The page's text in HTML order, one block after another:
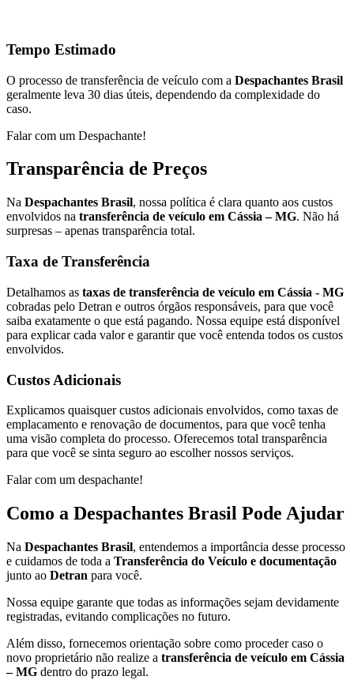
Tempo Estimado
O processo de transferência de veículo com a Despachantes Brasil
geralmente leva 30 dias úteis, dependendo da complexidade do
caso.
Falar com um Despachante!
Transparência de Preços
Na Despachantes Brasil, nossa política é clara quanto aos custos
envolvidos na transferência de veículo em Cássia – MG. Não há
surpresas – apenas transparência total.
Taxa de Transferência
Detalhamos as taxas de transferência de veículo em Cássia - MG
cobradas pelo Detran e outros órgãos responsáveis, para que você
saiba exatamente o que está pagando. Nossa equipe está disponível
para explicar cada valor e garantir que você entenda todos os custos
envolvidos.
Custos Adicionais
Explicamos quaisquer custos adicionais envolvidos, como taxas de
emplacamento e renovação de documentos, para que você tenha
uma visão completa do processo. Oferecemos total transparência
para que você se sinta seguro ao escolher nossos serviços.
Falar com um despachante!
Como a Despachantes Brasil Pode Ajudar
Na Despachantes Brasil, entendemos a importância desse processo
e cuidamos de toda a Transferência do Veículo e documentação
junto ao Detran para você.
Nossa equipe garante que todas as informações sejam devidamente
registradas, evitando complicações no futuro.
Além disso, fornecemos orientação sobre como proceder caso o
novo proprietário não realize a transferência de veículo em Cássia
– MG dentro do prazo legal.